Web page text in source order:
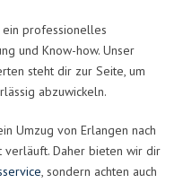
ein professionelles
und Know-how. Unser
steht dir zur Seite, um
abzuwickeln.
Umzug von Erlangen nach
Daher bieten wir dir
, sondern achten auch